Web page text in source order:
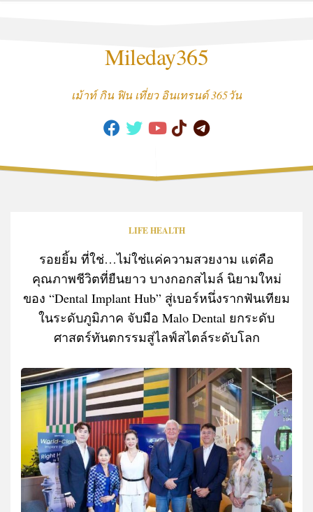
Mileday365
เม้าท์ กิน ฟิน เที่ยว อินเทรนด์ 365วัน
LIFE HEALTH
รอยยิ้ม ที่ใช่…ไม่ใช่แค่ความสวยงาม แต่คือ
คุณภาพชีวิตที่ยืนยาว บางกอกสไมล์ นิยามใหม่
ของ “Dental Implant Hub” สู่เบอร์หนึ่งรากฟันเทียม
ในระดับภูมิภาค จับมือ Malo Dental ยกระดับ
ศาสตร์ทันตกรรมสู่ไลฟ์สไตล์ระดับโลก